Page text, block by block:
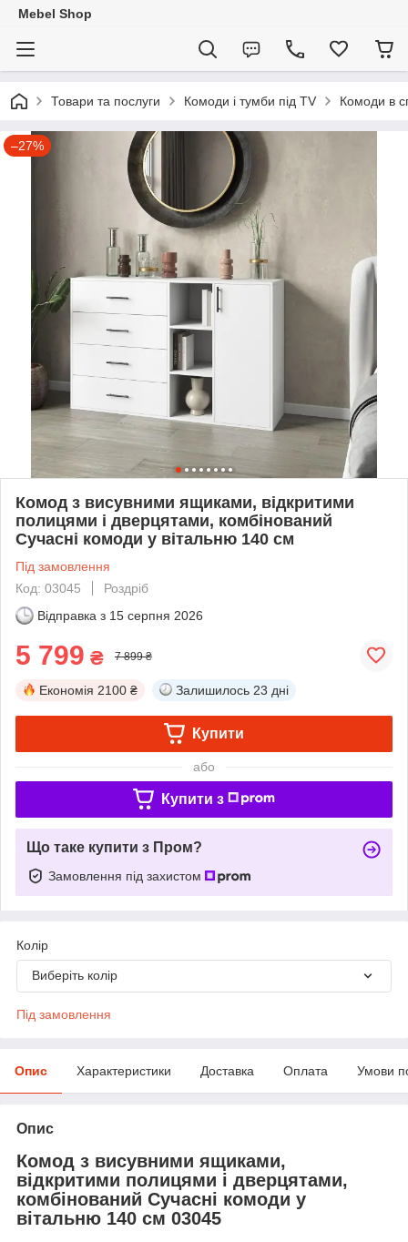
Mebel Shop
Товари та послуги Комоди і тумби під TV Комоди в
–27%
Комод з висувними ящиками, відкритими
полицями і дверцятами, комбінований
Сучасні комоди у вітальню 140 см
Під замовлення
Код: 03045
Роздріб
Відправка з 15 серпня 2026
5 799 ₴ 7 899 ₴
Економія 2100 ₴ Залишилось 23 дні
Купити
або
Купити з
Що таке купити з Пром?
Замовлення під захистом
Колір
Виберіть колір
Під замовлення
Опис Характеристики Доставка Оплата Умови
Опис
Комод з висувними ящиками,
відкритими полицями і дверцятами,
комбінований Сучасні комоди у
вітальню 140 см 03045